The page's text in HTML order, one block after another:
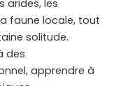
arides, les
faune locale, tout
solitude.
des
apprendre à